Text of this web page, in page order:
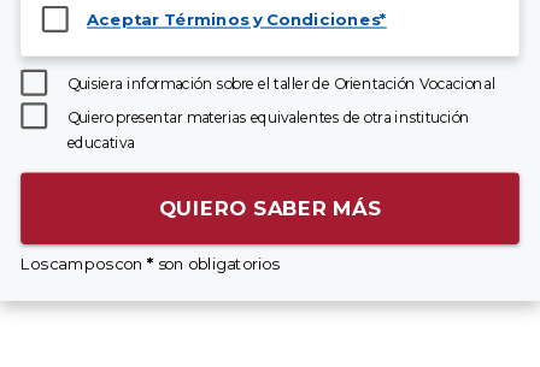
Aceptar Términos y Condiciones*
Quisiera información sobre el taller de Orientación Vocacional
Quiero presentar materias equivalentes de otra institución
educativa
QUIERO SABER MÁS
Los campos con * son obligatorios